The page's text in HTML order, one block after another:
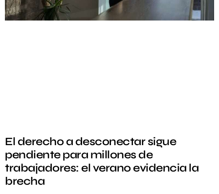
El derecho a desconectar sigue
pendiente para millones de
trabajadores: el verano evidencia la
brecha